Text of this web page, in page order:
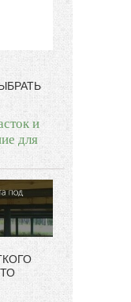
и
для